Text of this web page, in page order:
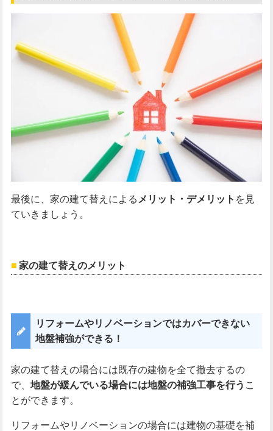
最後に、家の建て替えによる メリット・デメリット を見
ていきましょう。
家の建て替えのメリット
リフォームやリノベーションではカバーできない
地盤補強ができる！
家の建て替えの場合には既存の建物を全て撤去するの
で、 地盤が緩んでいる場合には地盤の補強工事を行う こ
とができます。
リフォームやリノベーションの場合には建物の基礎を補